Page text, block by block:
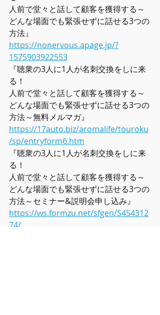
人前で堂々と話して顧客を獲得する～
どんな場面でも緊張せずに話せる3つの
方法』
https://nonervous.apage.jp/?
1575903922553
『聴衆の3人に1人が名刺交換をしに来
る！
人前で堂々と話して顧客を獲得する～
どんな場面でも緊張せずに話せる3つの
方法～無料メルマガ』
https://17auto.biz/aromalife/touroku
/sp/entryform6.htm
『聴衆の3人に1人が名刺交換をしに来
る！
人前で堂々と話して顧客を獲得する～
どんな場面でも緊張せずに話せる3つの
方法～セミナー&説明会申し込み』
https://ws.formzu.net/sfgen/S454312
74/